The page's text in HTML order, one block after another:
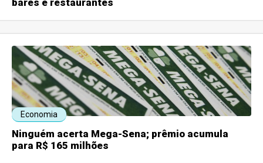
bares e restaurantes
Economia
Ninguém acerta Mega-Sena; prêmio acumula
para R$ 165 milhões